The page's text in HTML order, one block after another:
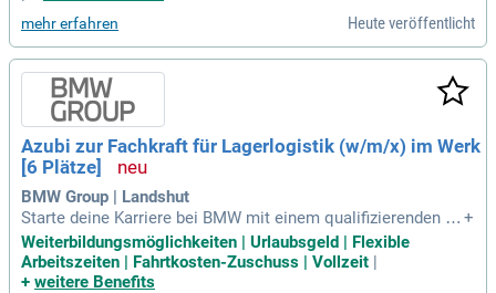
uch in dynamischen Umgebungen den Überblick. Teamfähig
keit und Zuverlässigkeit zeichnen Sie aus, ebenso wie die B
ereitschaft zur kontinuierlichen Weiterbildung. Genießen Sie
flexible Arbeitszeiten und flache Hierarchien – bei uns zählt
Ihr Engagement!
mehr erfahren Heute veröffentlicht
Azubi zur Fachkraft für Lagerlogistik (w/m/x) im Werk
[6 Plätze]
BMW Group | Landshut
Starte deine Karriere bei BMW mit einem qualifizierenden A
bschluss der Mittelschule oder Mittlerer Reife! Wir bieten ei
ne attraktive Vergütung, inklusive Weihnachts- und Urlaubsg
eld, und hervorragende Übernahmechancen nach der Ausbil
+
Weiterbildungsmöglichkeiten | Urlaubsgeld | Flexible
Arbeitszeiten | Fahrtkosten-Zuschuss | Vollzeit |
+ weitere Benefits